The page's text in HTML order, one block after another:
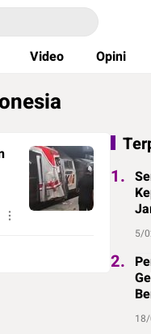
Video Opini
1.
5/
2.